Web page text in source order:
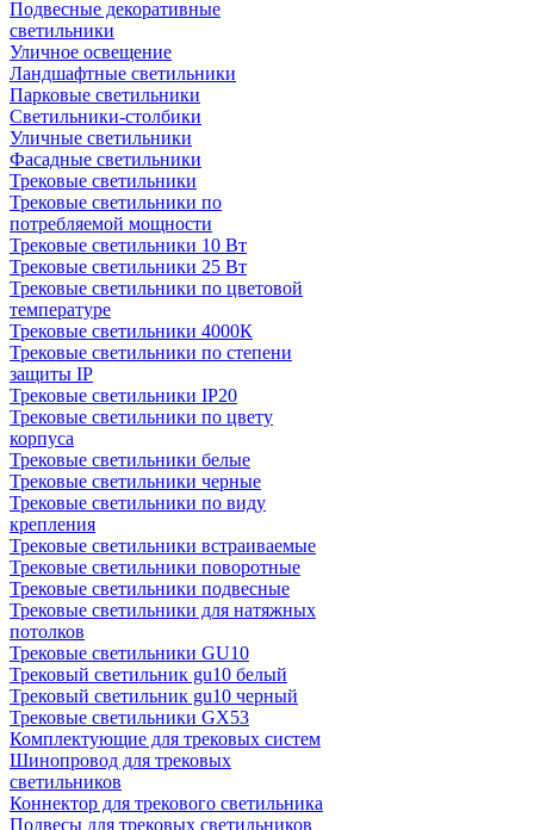
Подвесные декоративные
светильники
Уличное освещение
Ландшафтные светильники
Парковые светильники
Светильники-столбики
Уличные светильники
Фасадные светильники
Трековые светильники
Трековые светильники по
потребляемой мощности
Трековые светильники 10 Вт
Трековые светильники 25 Вт
Трековые светильники по цветовой
температуре
Трековые светильники 4000К
Трековые светильники по степени
защиты IP
Трековые светильники IP20
Трековые светильники по цвету
корпуса
Трековые светильники белые
Трековые светильники черные
Трековые светильники по виду
крепления
Трековые светильники встраиваемые
Трековые светильники поворотные
Трековые светильники подвесные
Трековые светильники для натяжных
потолков
Трековые светильники GU10
Трековый светильник gu10 белый
Трековый светильник gu10 черный
Трековые светильники GX53
Комплектующие для трековых систем
Шинопровод для трековых
светильников
Коннектор для трекового светильника
Подвесы для трековых светильников